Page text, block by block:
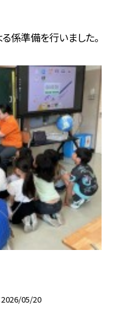
係準備を行いました。
2026/05/20